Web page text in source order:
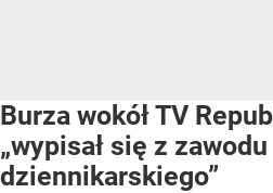
Burza wokół TV
„wypisał się z zawodu
dziennikarskiego”